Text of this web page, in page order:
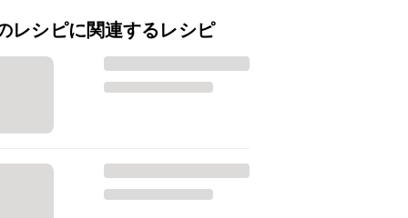
レシピに関連するレシピ